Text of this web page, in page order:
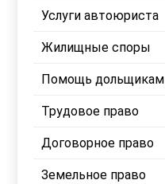
Услуги автоюриста
Жилищные споры
Помощь дольщикам
Трудовое право
Договорное право
Земельное право